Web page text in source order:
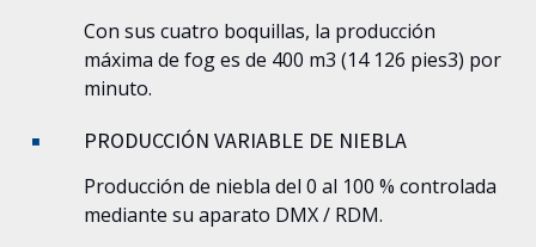
Con sus cuatro boquillas, la producción
máxima de fog es de 400 m3 (14 126 pies3) por
minuto.
PRODUCCIÓN VARIABLE DE NIEBLA
Producción de niebla del 0 al 100 % controlada
mediante su aparato DMX / RDM.